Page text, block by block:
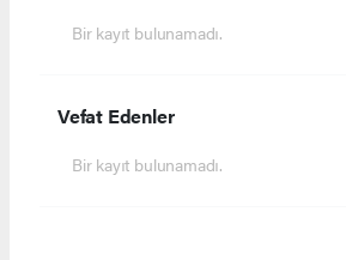
Bir kayıt bulunamadı.
Vefat Edenler
Bir kayıt bulunamadı.